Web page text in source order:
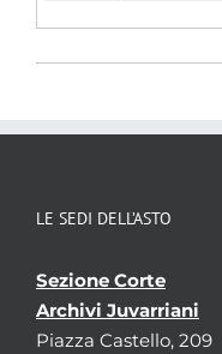
LE SEDI DELL’ASTO
Sezione Corte
Archivi Juvarriani
Piazza Castello, 209